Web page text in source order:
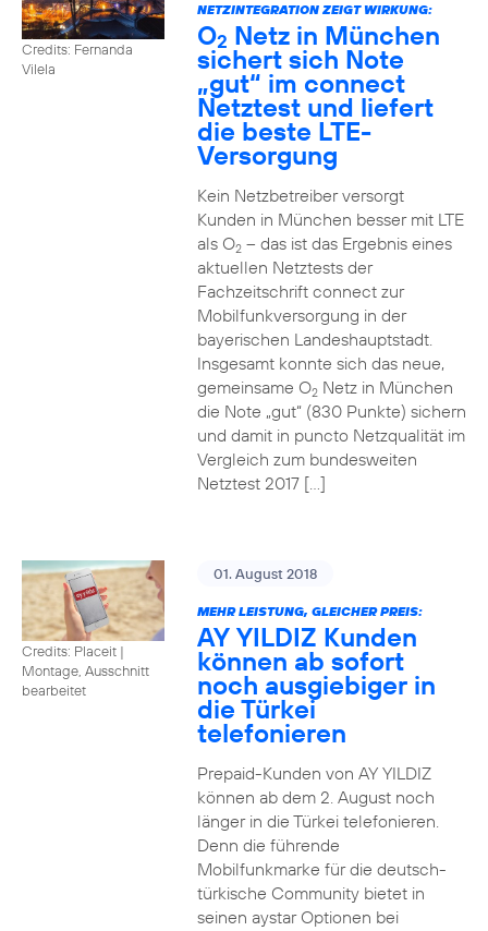
Credits: Fernanda
Vilela
NETZINTEGRATION ZEIGT WIRKUNG:
O2 Netz in München
sichert sich Note
„gut“ im connect
Netztest und liefert
die beste LTE-
Versorgung
Kein Netzbetreiber versorgt
Kunden in München besser mit LTE
als O2– das ist das Ergebnis eines
aktuellen Netztests der
Fachzeitschrift connect zur
Mobilfunkversorgung in der
bayerischen Landeshauptstadt.
Insgesamt konnte sich das neue,
gemeinsame O2Netz in München
die Note „gut“ (830 Punkte) sichern
und damit in puncto Netzqualität im
Vergleich zum bundesweiten
Netztest 2017 […]
Credits: Placeit |
Montage, Ausschnitt
bearbeitet
01. August 2018
MEHR LEISTUNG, GLEICHER PREIS:
AY YILDIZ Kunden
können ab sofort
noch ausgiebiger in
die Türkei
telefonieren
Prepaid-Kunden von AY YILDIZ
können ab dem 2. August noch
länger in die Türkei telefonieren.
Denn die führende
Mobilfunkmarke für die deutsch-
türkische Community bietet in
seinen aystar Optionen bei